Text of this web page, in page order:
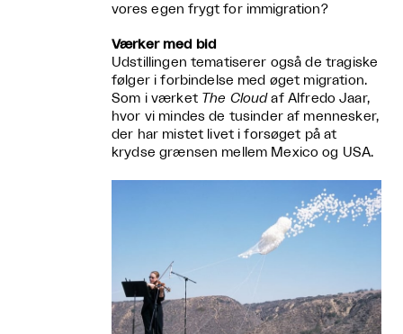
vores egen frygt for immigration?
Værker med bid
Udstillingen tematiserer også de tragiske
følger i forbindelse med øget migration.
Som i værket The Cloudaf Alfredo Jaar,
hvor vi mindes de tusinder af mennesker,
der har mistet livet i forsøget på at
krydse grænsen mellem Mexico og USA.